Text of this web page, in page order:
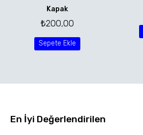
Kapak
₺200,00
Sepete Ekle
En İyi Değerlendirilen